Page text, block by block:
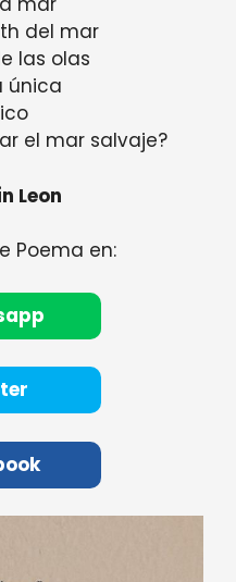
del mar
las olas
única
el mar salvaje?
Leon
Poema en: